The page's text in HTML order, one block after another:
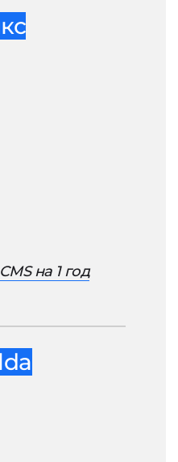
на 1 год